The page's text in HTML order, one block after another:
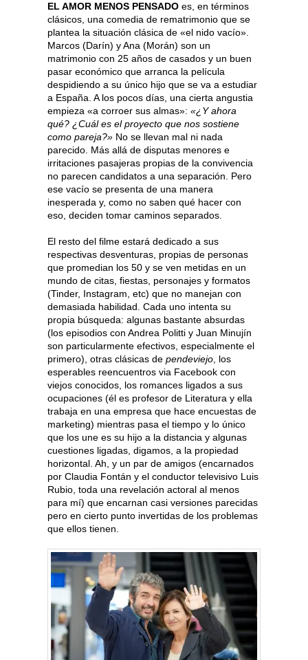
EL AMOR MENOS PENSADO es, en términos
clásicos, una comedia de rematrimonio que se
plantea la situación clásica de «el nido vacío».
Marcos (Darín) y Ana (Morán) son un
matrimonio con 25 años de casados y un buen
pasar económico que arranca la película
despidiendo a su único hijo que se va a estudiar
a España. A los pocos días, una cierta angustia
empieza «a corroer sus almas»: «¿Y ahora
qué? ¿Cuál es el proyecto que nos sostiene
como pareja?» No se llevan mal ni nada
parecido. Más allá de disputas menores e
irritaciones pasajeras propias de la convivencia
no parecen candidatos a una separación. Pero
ese vacío se presenta de una manera
inesperada y, como no saben qué hacer con
eso, deciden tomar caminos separados.
El resto del filme estará dedicado a sus
respectivas desventuras, propias de personas
que promedian los 50 y se ven metidas en un
mundo de citas, fiestas, personajes y formatos
(Tinder, Instagram, etc) que no manejan con
demasiada habilidad. Cada uno intenta su
propia búsqueda: algunas bastante absurdas
(los episodios con Andrea Politti y Juan Minujín
son particularmente efectivos, especialmente el
primero), otras clásicas de pendeviejo , los
esperables reencuentros via Facebook con
viejos conocidos, los romances ligados a sus
ocupaciones (él es profesor de Literatura y ella
trabaja en una empresa que hace encuestas de
marketing) mientras pasa el tiempo y lo único
que los une es su hijo a la distancia y algunas
cuestiones ligadas, digamos, a la propiedad
horizontal. Ah, y un par de amigos (encarnados
por Claudia Fontán y el conductor televisivo Luis
Rubio, toda una revelación actoral al menos
para mí) que encarnan casi versiones parecidas
pero en cierto punto invertidas de los problemas
que ellos tienen.